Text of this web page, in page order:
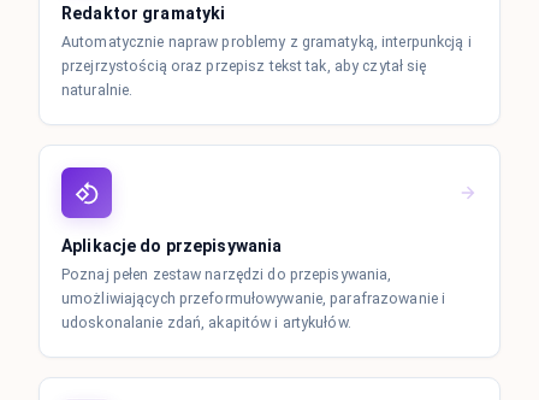
Redaktor gramatyki
Automatycznie napraw problemy z gramatyką, interpunkcją i
przejrzystością oraz przepisz tekst tak, aby czytał się
naturalnie.
Aplikacje do przepisywania
Poznaj pełen zestaw narzędzi do przepisywania,
umożliwiających przeformułowywanie, parafrazowanie i
udoskonalanie zdań, akapitów i artykułów.